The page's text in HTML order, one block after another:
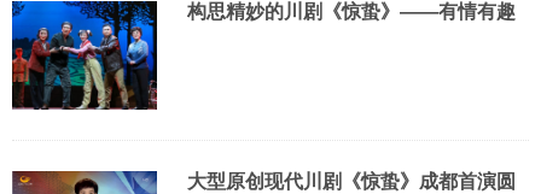
构思精妙的川剧《惊蛰》——有情有趣
大型原创现代川剧《惊蛰》成都首演圆